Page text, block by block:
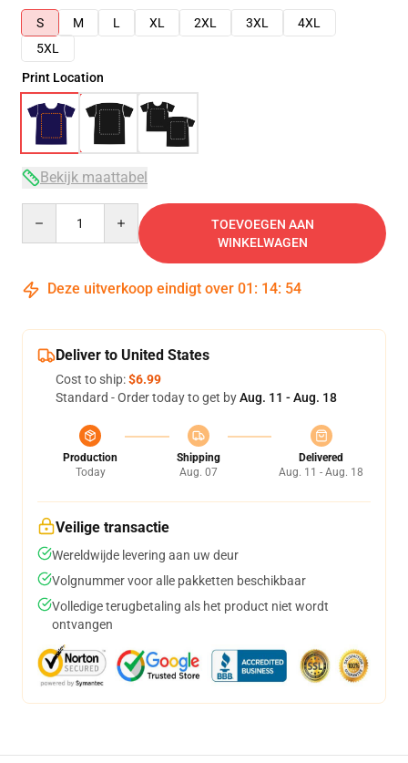
S
M L XL 2XL 3XL
4XL
5XL
Print Location
Bekijk maattabel
TOEVOEGEN AAN
WINKELWAGEN
Deze uitverkoop eindigt over 01 : 14: 54
Deliver to United States
Cost to ship:$6.99
Standard - Order today to get byAug. 11 - Aug. 18
Production
Today
Shipping
Aug. 07
Delivered
Aug. 11 - Aug. 18
Veilige transactie
Wereldwijde levering aan uw deur
Volgnummer voor alle pakketten beschikbaar
Volledige terugbetaling als het product niet wordt
ontvangen